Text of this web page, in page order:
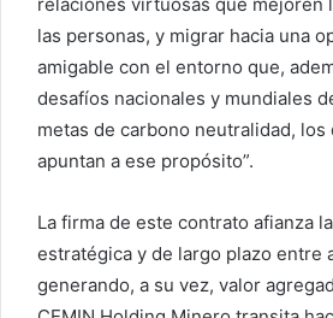
las personas, y migrar hacia una
amigable con el entorno que,
desafíos nacionales y mundiales
metas de carbono neutralidad, los
apuntan a ese propósito”.
La firma de este contrato afianza
estratégica y de largo plazo entre
generando, a su vez, valor